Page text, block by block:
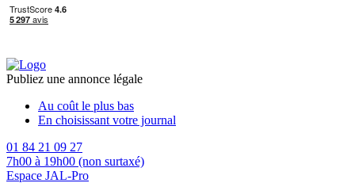
Publiez une annonce légale
Au coût le plus bas
En choisissant votre journal
01 84 21 09 27
7h00 à 19h00 (non surtaxé)
Espace JAL-Pro